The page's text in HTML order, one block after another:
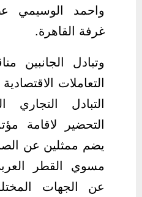
واحمد الوسيمي
غرفة القاهرة.
وتبادل الجانبين
التعاملات
التبادل
التحضير لاقامة
يضم ممثلين عن
مسوي القطر
عن الجهات